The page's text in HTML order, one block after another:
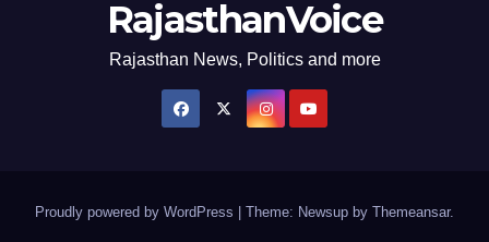
RajasthanVoice
Rajasthan News, Politics and more
Proudly powered by WordPress Theme: Newsup by Themeansar.